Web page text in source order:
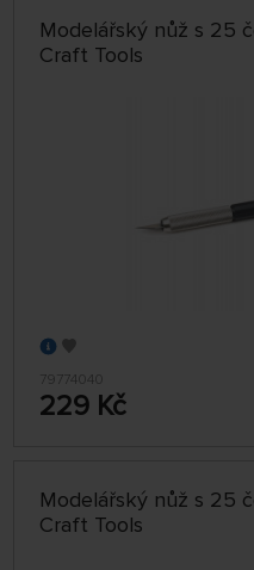
Modelářský nůž s 25
Craft Tools
79774040
229 Kč
Modelářský nůž s 25
Craft Tools